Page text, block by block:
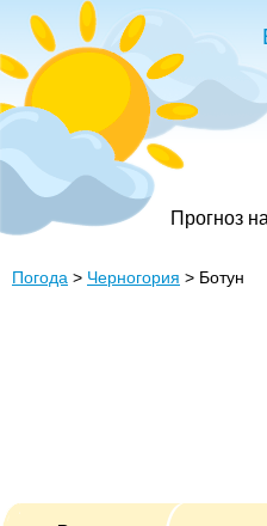
Прогноз
Погода > Черногория > Ботун